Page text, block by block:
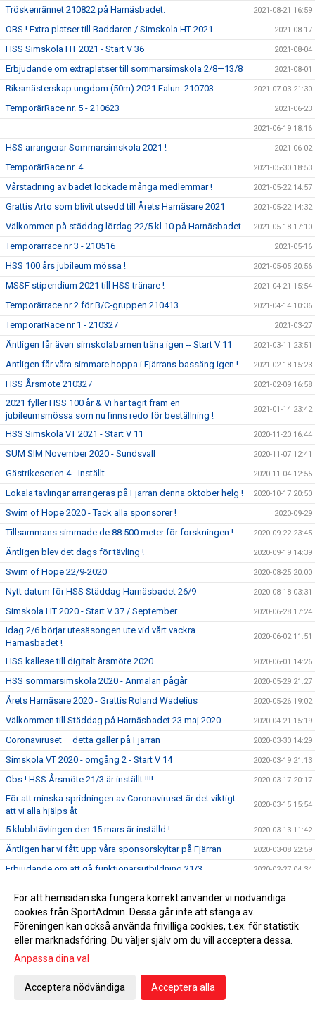
Tröskenrännet 210822 på Harnäsbadet. 2021-08-21 16:59
OBS ! Extra platser till Baddaren / Simskola HT 2021 2021-08-17
HSS Simskola HT 2021 - Start V 36 2021-08-04
Erbjudande om extraplatser till sommarsimskola 2/8—13/8 2021-08-01
Riksmästerskap ungdom (50m) 2021 Falun 210703 2021-07-03 21:30
TemporärRace nr. 5 - 210623 2021-06-23
2021-06-19 18:16
HSS arrangerar Sommarsimskola 2021 ! 2021-06-02
TemporärRace nr. 4 2021-05-30 18:53
Vårstädning av badet lockade många medlemmar ! 2021-05-22 14:57
Grattis Arto som blivit utsedd till Årets Harnäsare 2021 2021-05-22 14:32
Välkommen på städdag lördag 22/5 kl.10 på Harnäsbadet 2021-05-18 17:10
Temporärrace nr 3 - 210516 2021-05-16
HSS 100 års jubileum mössa ! 2021-05-05 20:56
MSSF stipendium 2021 till HSS tränare ! 2021-04-21 15:54
Temporärrace nr 2 för B/C-gruppen 210413 2021-04-14 10:36
TemporärRace nr 1 - 210327 2021-03-27
Äntligen får även simskolabarnen träna igen -- Start V 11 2021-03-11 23:51
Äntligen får våra simmare hoppa i Fjärrans bassäng igen ! 2021-02-18 15:23
HSS Årsmöte 210327 2021-02-09 16:58
2021 fyller HSS 100 år & Vi har tagit fram en
jubileumsmössa som nu finns redo för beställning !
2021-01-14 23:42
HSS Simskola VT 2021 - Start V 11 2020-11-20 16:44
SUM SIM November 2020 - Sundsvall 2020-11-07 12:41
Gästrikeserien 4 - Inställt 2020-11-04 12:55
Lokala tävlingar arrangeras på Fjärran denna oktober helg ! 2020-10-17 20:50
Swim of Hope 2020 - Tack alla sponsorer ! 2020-09-29
Tillsammans simmade de 88 500 meter för forskningen ! 2020-09-22 23:45
Äntligen blev det dags för tävling ! 2020-09-19 14:39
Swim of Hope 22/9-2020 2020-08-25 20:00
Nytt datum för HSS Städdag Harnäsbadet 26/9 2020-08-18 03:31
Simskola HT 2020 - Start V 37 / September 2020-06-28 17:24
Idag 2/6 börjar utesäsongen ute vid vårt vackra
Harnäsbadet !
2020-06-02 11:51
HSS kallese till digitalt årsmöte 2020 2020-06-01 14:26
HSS sommarsimskola 2020 - Anmälan pågår 2020-05-29 21:27
Årets Harnäsare 2020 - Grattis Roland Wadelius 2020-05-26 19:02
Välkommen till Städdag på Harnäsbadet 23 maj 2020 2020-04-21 15:19
Coronaviruset – detta gäller på Fjärran 2020-03-30 14:29
Simskola VT 2020 - omgång 2 - Start V 14 2020-03-19 21:13
Obs ! HSS Årsmöte 21/3 är inställt !!!! 2020-03-17 20:17
För att minska spridningen av Coronaviruset är det viktigt
att vi alla hjälps åt
2020-03-15 15:54
5 klubbtävlingen den 15 mars är inställd ! 2020-03-13 11:42
Äntligen har vi fått upp våra sponsorskyltar på Fjärran 2020-03-08 22:59
Erbjudande om att gå funktionärsutbildning 21/3 2020-02-27 04:34
Simskola VT 2020 - omgång 2 - Start V 14
Tacka för er feedback i medlemsenkäten 2020-02-07 10:39
Dubbla tävlingar 1:a helgen i februari 2020
UGP 2 i Borlänge 2020
HSS Årsmöte 21 mars 2020
För att hemsidan ska fungera korrekt använder vi nödvändiga
cookies från SportAdmin. Dessa går inte att stänga av.
Föreningen kan också använda frivilliga cookies, t.ex. för statistik
eller marknadsföring. Du väljer själv om du vill acceptera dessa.
Anpassa dina val
Acceptera nödvändiga Acceptera alla